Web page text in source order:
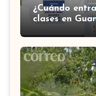
¿Cuándo
clases en